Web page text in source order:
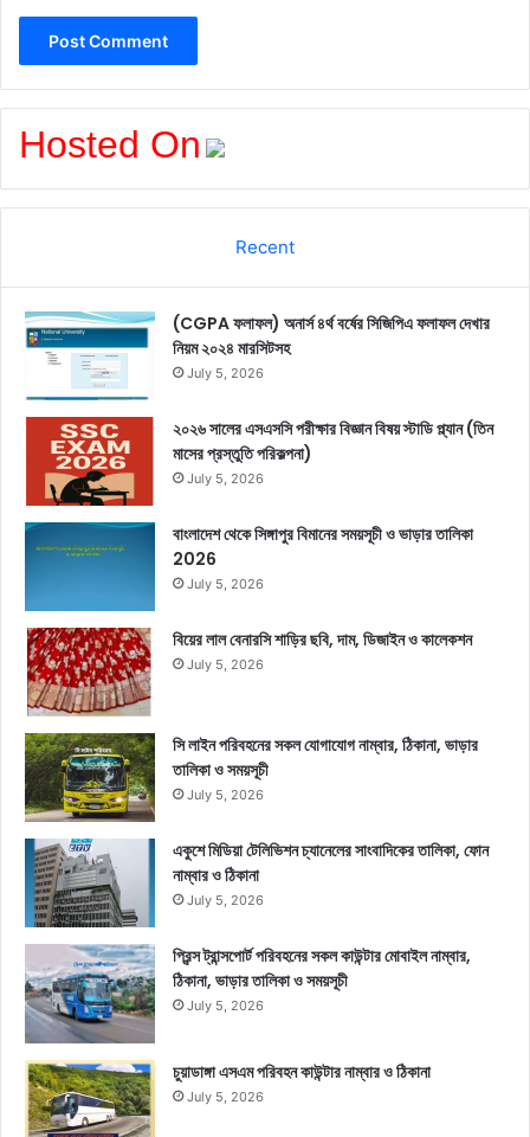
Hosted On
Recent
(CGPA ফলাফল) অনার্স ৪র্থ বর্ষের সিজিপিএ ফলাফল দেখার
নিয়ম ২০২৪ মারসিটসহ
July 5, 2026
২০২৬ সালের এসএসসি পরীক্ষার বিজ্ঞান বিষয় স্টাডি প্ল্যান (তিন
মাসের প্রস্তুতি পরিকল্পনা)
July 5, 2026
বাংলাদেশ থেকে সিঙ্গাপুর বিমানের সময়সূচী ও ভাড়ার তালিকা
2026
July 5, 2026
বিয়ের লাল বেনারসি শাড়ির ছবি, দাম, ডিজাইন ও কালেকশন
July 5, 2026
সি লাইন পরিবহনের সকল যোগাযোগ নাম্বার, ঠিকানা, ভাড়ার
তালিকা ও সময়সূচী
July 5, 2026
একুশে মিডিয়া টেলিভিশন চ্যানেলের সাংবাদিকের তালিকা, ফোন
নাম্বার ও ঠিকানা
July 5, 2026
প্রিন্স ট্রান্সপোর্ট পরিবহনের সকল কাউন্টার মোবাইল নাম্বার,
ঠিকানা, ভাড়ার তালিকা ও সময়সূচী
July 5, 2026
চুয়াডাঙ্গা এসএম পরিবহন কাউন্টার নাম্বার ও ঠিকানা
July 5, 2026